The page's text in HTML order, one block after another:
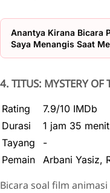
Anantya Kirana Bicara
Saya Menangis Saat
4. TITUS: MYSTERY
Rating
7.9/10 IMDb
Durasi
1 jam 35 menit
Tayang
-
Pemain
Arbani Yasiz,
Bicara soal film animasi